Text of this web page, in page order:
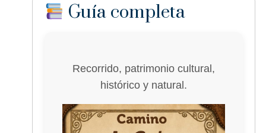
Guía completa
Recorrido, patrimonio cultural,
histórico y natural.